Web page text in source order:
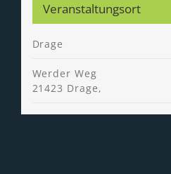
Veranstaltungsort
Drage
Werder Weg
21423 Drage,